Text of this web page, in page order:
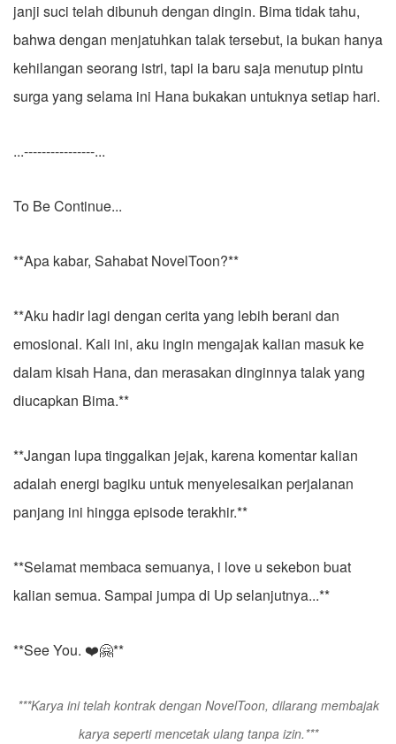
janji suci telah dibunuh dengan dingin. Bima tidak tahu,
bahwa dengan menjatuhkan talak tersebut, ia bukan hanya
kehilangan seorang istri, tapi ia baru saja menutup pintu
surga yang selama ini Hana bukakan untuknya setiap hari.
...----------------...
To Be Continue...
**​Apa kabar, Sahabat NovelToon?**
**Aku hadir lagi dengan cerita yang lebih berani dan
emosional. Kali ini, aku ingin mengajak kalian masuk ke
dalam kisah Hana, dan merasakan dinginnya talak yang
diucapkan Bima.**
**Jangan lupa tinggalkan jejak, karena komentar kalian
adalah energi bagiku untuk menyelesaikan perjalanan
panjang ini hingga episode terakhir.**
**Selamat membaca semuanya, i love u sekebon buat
kalian semua. Sampai jumpa di Up selanjutnya...**
**See You. ❤️🤗**
***Karya ini telah kontrak dengan NovelToon, dilarang membajak
karya seperti mencetak ulang tanpa izin.***